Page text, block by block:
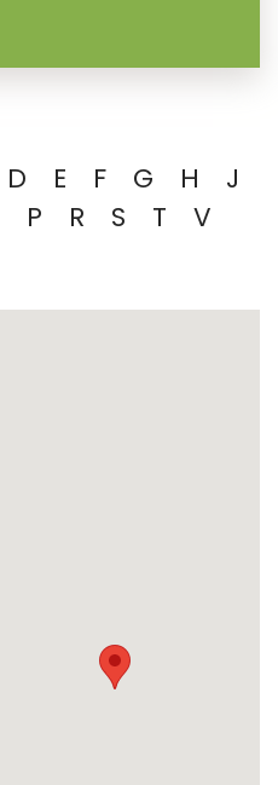
D E F G H
J
P R S T V